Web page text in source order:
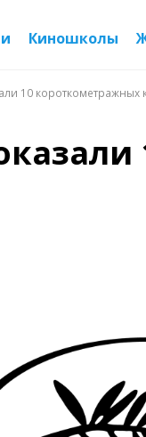
Киношколы
10 короткометражных